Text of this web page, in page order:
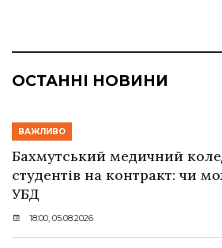
ОСТАННІ НОВИНИ
ВАЖЛИВО
Бахмутський медичний
студентів на контракт: чи
УБД
18:00, 05.08.2026